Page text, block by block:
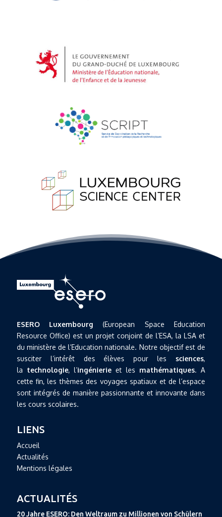
ESERO Luxembourg (European Space Education
Resource Office) est un projet conjoint de l’ESA, la LSA et
du ministère de l’Education nationale. Notre objectif est de
susciter l’intérêt des élèves pour les sciences,
la technologie, l’ingénierieet les mathématiques. A
cette fin, les thèmes des voyages spatiaux et de l’espace
sont intégrés de manière passionnante et innovante dans
les cours scolaires.
LIENS
Accueil
Actualités
Mentions légales
ACTUALITÉS
20 Jahre ESERO: Den Weltraum zu Millionen von Schülern